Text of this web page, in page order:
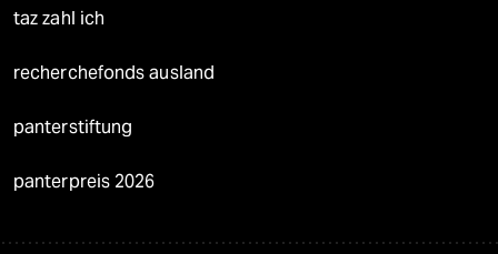
taz zahl ich
recherchefonds ausland
panterstiftung
panterpreis 2026